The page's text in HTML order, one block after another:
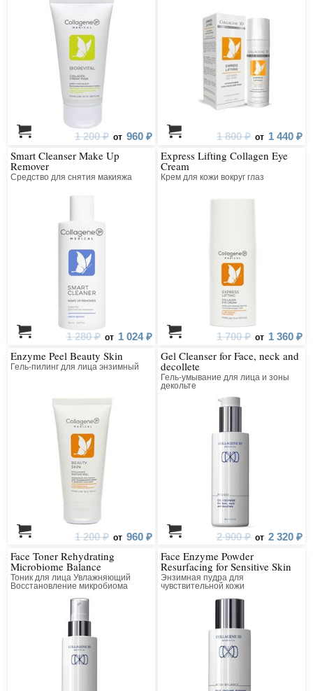
1 200 ₽ от 960 ₽ 1 800 ₽ от 1 440 ₽
Smart Cleanser Make Up
Remover
Средство для снятия макияжа
1 280 ₽ от 1 024 ₽
Express Lifting Collagen Eye
Cream
Крем для кожи вокруг глаз
1 700 ₽ от 1 360 ₽
Enzyme Peel Beauty Skin
Гель-пилинг для лица энзимный
1 200 ₽ от 960 ₽
Gel Cleanser for Face, neck and
decollete
Гель-умывание для лица и зоны
декольте
2 900 ₽ от 2 320 ₽
Face Toner Rehydrating
Microbiome Balance
Тоник для лица Увлажняющий
Восстановление микробиома
Face Enzyme Powder
Resurfacing for Sensitive Skin
Энзимная пудра для
чувствительной кожи